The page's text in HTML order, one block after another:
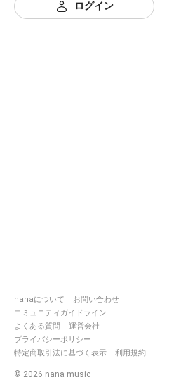
ログイン
nanaについて
お問い合わせ
コミュニティガイドライン
よくある質問
運営会社
プライバシーポリシー
特定商取引法に基づく表示
利用規約
© 2026 nana music